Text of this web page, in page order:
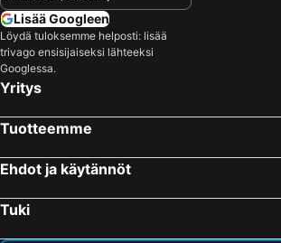
Lisää Googleen
Löydä tuloksemme helposti: lisää
trivago ensisijaiseksi lähteeksi
Googlessa.
Yritys
Tuotteemme
Ehdot ja käytännöt
Tuki